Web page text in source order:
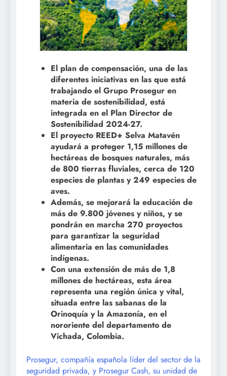
El plan de compensación, una de las
diferentes iniciativas en las que está
trabajando el Grupo Prosegur en
materia de sostenibilidad, está
integrada en el Plan Director de
Sostenibilidad 2024-27.
El proyecto REED+ Selva Matavén
ayudará a proteger 1,15 millones de
hectáreas de bosques naturales, más
de 800 tierras fluviales, cerca de 120
especies de plantas y 249 especies de
aves.
Además, se mejorará la educación de
más de 9.800 jóvenes y niños, y se
pondrán en marcha 270 proyectos
para garantizar la seguridad
alimentaria en las comunidades
indígenas.
Con una extensión de más de 1,8
millones de hectáreas, esta área
representa una región única y vital,
situada entre las sabanas de la
Orinoquía y la Amazonía, en el
nororiente del departamento de
Vichada, Colombia.
Prosegur, compañía española líder del sector de la
seguridad privada, y Prosegur Cash, su unidad de